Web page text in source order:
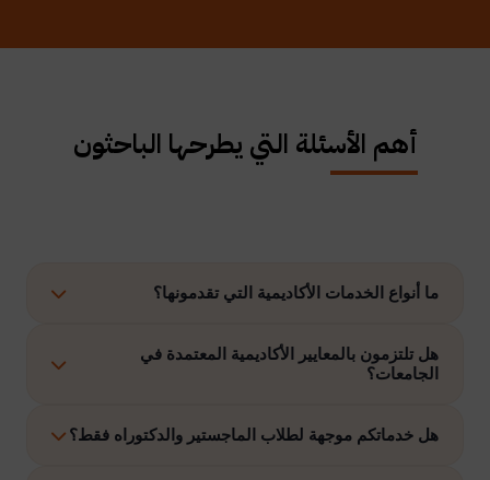
أهم الأسئلة التي يطرحها الباحثون
ما أنواع الخدمات الأكاديمية التي تقدمونها؟
نوفر حلولًا متكاملة تشمل إعداد الرسائل العلمية، الاستشارات
الأكاديمية، التحليل الإحصائي، إعداد خطة البحث، نشر الأبحاث،
هل تلتزمون بالمعايير الأكاديمية المعتمدة في
الجامعات؟
نعم، نلتزم بتنفيذ جميع الأعمال وفق ضوابط الدراسات العليا
هل خدماتكم موجهة لطلاب الماجستير والدكتوراه فقط؟